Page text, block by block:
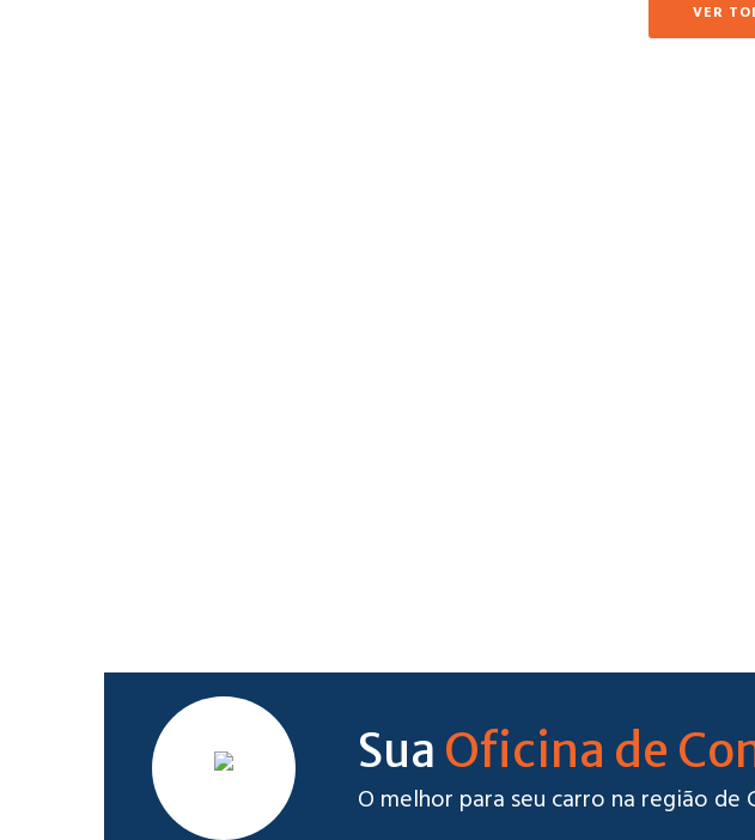
VER
Sua Oficina de
O melhor para seu carro na região de